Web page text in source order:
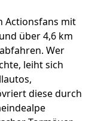
Actionsfans mit
über 4,6 km
Wer
leiht sich
diese durch